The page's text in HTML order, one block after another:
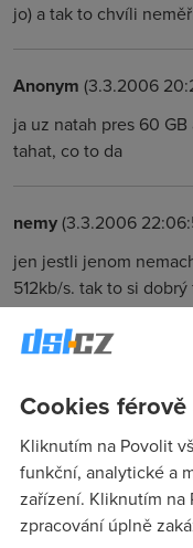
jo) a tak to chvíli
Anonym (3.3.2006
ja uz natah pres 60
tahat, co to da
nemy(3.3.2006
jen jestli jenom
512kb/s. tak to si
Nargon(3.3.2006
Tak, tak, hlavne kdyz
tahat 249KB/s a mit
ten 2M tolik nejede.
Anonym(3.3.2006
Cookies
Kliknutím na Povolit
funkční, analytické a
zařízení. Kliknutím
zpracování úplně